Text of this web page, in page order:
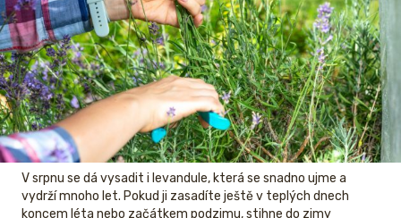
V srpnu se dá vysadit i levandule, která se snadno ujme a
vydrží mnoho let. Pokud ji zasadíte ještě v teplých dnech
koncem léta nebo začátkem podzimu, stihne do zimy